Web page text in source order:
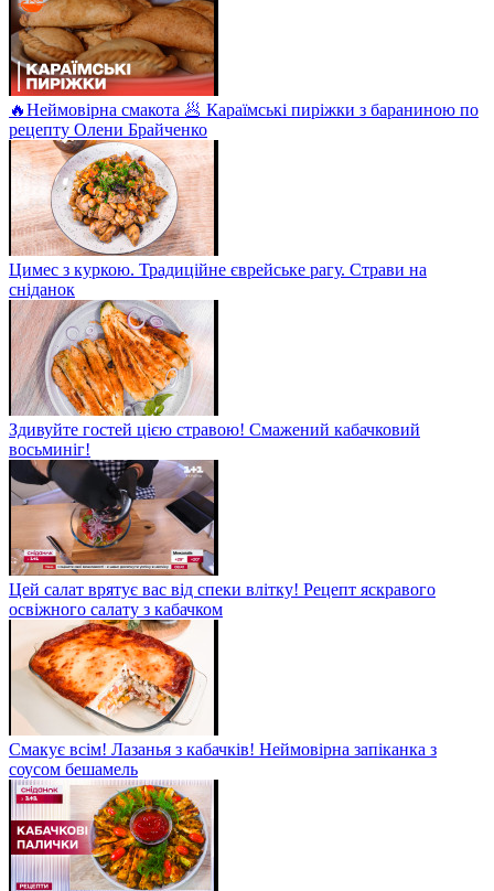
🔥Неймовірна смакота 🥟 Караїмські пиріжки з бараниною по
рецепту Олени Брайченко
Цимес з куркою. Традиційне єврейське рагу. Страви на
сніданок
Здивуйте гостей цією стравою! Смажений кабачковий
восьминіг!
Цей салат врятує вас від спеки влітку! Рецепт яскравого
освіжного салату з кабачком
Смакує всім! Лазанья з кабачків! Неймовірна запіканка з
соусом бешамель